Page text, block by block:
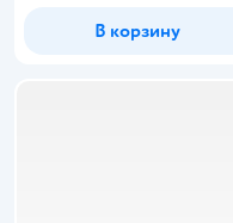
В корзину